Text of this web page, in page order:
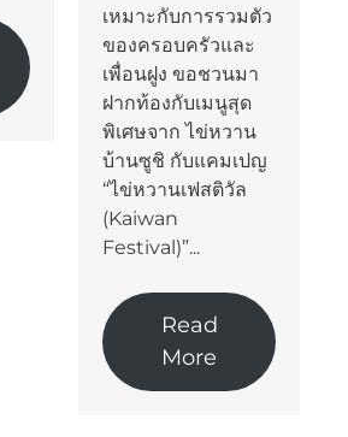
เหมาะกับการรวมตัว
ของครอบครัวและ
เพื่อนฝูง ขอชวนมา
ฝากท้องกับเมนูสุด
พิเศษจาก ไข่หวาน
บ้านซูชิ กับแคมเปญ
“ไข่หวานเฟสติวัล
(Kaiwan
Festival)”...
Read
More